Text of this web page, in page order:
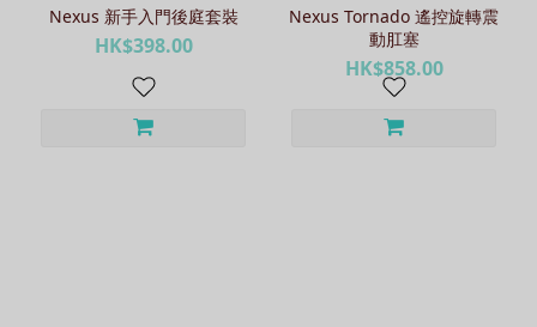
Nexus 新手入門後庭套裝
HK$398.00
Nexus Tornado 遙控旋轉震
動肛塞
HK$858.00